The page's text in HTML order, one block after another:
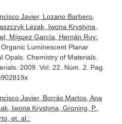
Javier, Lozano Barbero,
Lezak, Iwona Krystyna,
Míguez García, Hernán Ruy:
Luminescent Planar
Opals. Chemistry of Materials.
. 2009. Vol. 22. Núm. 2. Pag.
Javier, Borrás Martos, Ana
Iwona Krystyna, Groning, P.,
et. al.: